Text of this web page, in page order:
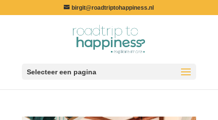
birgit@roadtriptohappiness.nl
Selecteer een pagina